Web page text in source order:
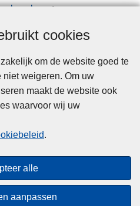
cookies
om de website goed te
weigeren. Om uw
maakt de website ook
waarvoor wij uw
.
alle
aanpassen
maken